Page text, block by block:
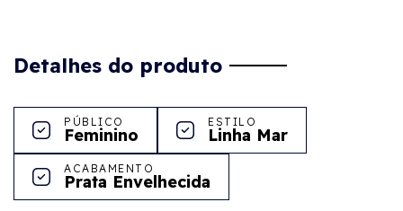
Detalhes do produto
PÚBLICO
Feminino
ESTILO
Linha Mar
ACABAMENTO
Prata Envelhecida